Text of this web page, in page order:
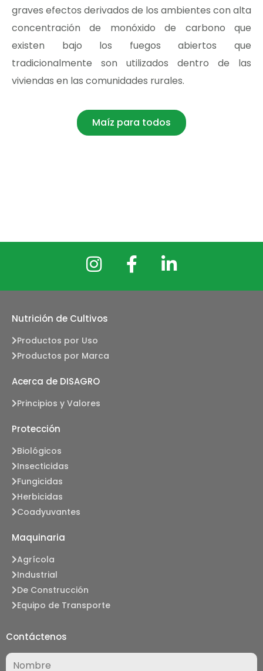
graves efectos derivados de los ambientes con alta
concentración de monóxido de carbono que
existen bajo los fuegos abiertos que
tradicionalmente son utilizados dentro de las
viviendas en las comunidades rurales.
Maíz para todos
Nutrición de Cultivos
Productos por Uso
Productos por Marca
Acerca de DISAGRO
Principios y Valores
Protección
Biológicos
Insecticidas
Fungicidas
Herbicidas
Coadyuvantes
Maquinaria
Agrícola
Industrial
De Construcción
Equipo de Transporte
Contáctenos
Nombre